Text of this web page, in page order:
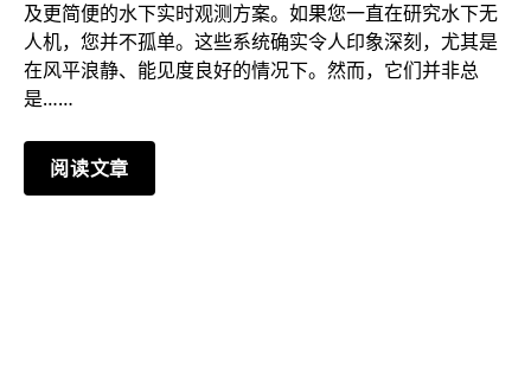
及更简便的水下实时观测方案。如果您一直在研究水下无
人机，您并不孤单。这些系统确实令人印象深刻，尤其是
在风平浪静、能见度良好的情况下。然而，它们并非总
是……
阅读文章